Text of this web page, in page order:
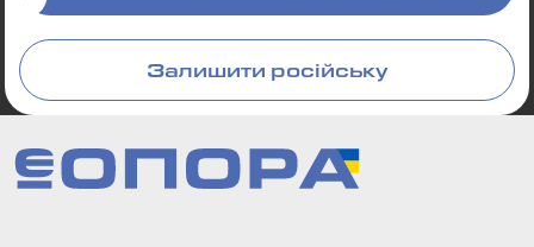
Залишити російську